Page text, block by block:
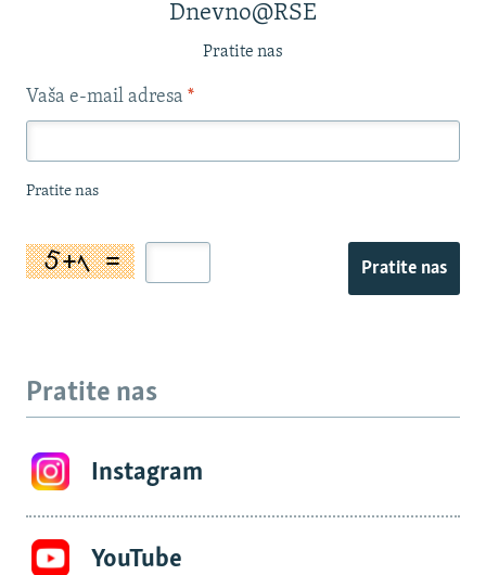
Dnevno@RSE
Pratite nas
Vaša e-mail adresa *
Pratite nas
Pratite nas
Pratite nas
Instagram
YouTube